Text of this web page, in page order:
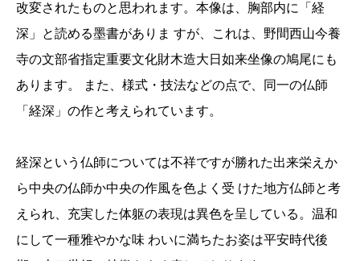
改変されたものと思われます。本像は、胸部内に「経
深」と読める墨書がありま すが、これは、野間西山今養
寺の文部省指定重要文化財木造大日如来坐像の鳩尾にも
あります。 また、様式・技法などの点で、同一の仏師
「経深」の作と考えられています。
経深という仏師については不祥ですが勝れた出来栄えか
ら中央の仏師か中央の作風を色よく受 けた地方仏師と考
えられ、充実した体躯の表現は異色を呈している。温和
にして一種雅やかな味 わいに満ちたお姿は平安時代後